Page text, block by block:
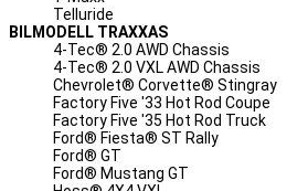
Telluride
BILMODELL TRAXXAS
4-Tec® 2.0 AWD Chassis
4-Tec® 2.0 VXL AWD Chassis
Chevrolet® Corvette® Stingray
Factory Five '33 Hot Rod Coupe
Factory Five '35 Hot Rod Truck
Ford® Fiesta® ST Rally
Ford® GT
Ford® Mustang GT